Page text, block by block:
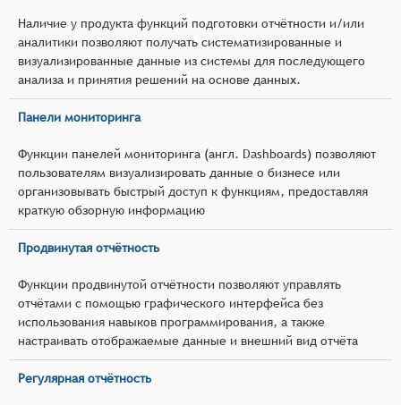
Наличие у продукта функций подготовки отчётности и/или
аналитики позволяют получать систематизированные и
визуализированные данные из системы для последующего
анализа и принятия решений на основе данных.
Панели мониторинга
Функции панелей мониторинга (англ. Dashboards) позволяют
пользователям визуализировать данные о бизнесе или
организовывать быстрый доступ к функциям, предоставляя
краткую обзорную информацию
Продвинутая отчётность
Функции продвинутой отчётности позволяют управлять
отчётами с помощью графического интерфейса без
использования навыков программирования, а также
настраивать отображаемые данные и внешний вид отчёта
Регулярная отчётность